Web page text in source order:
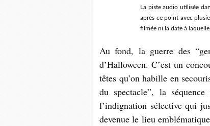
La piste audio utilisée
après ce point avec
filmée ni la date à
Au fond, la guerre des
d’Halloween. C’est un
têtes qu’on habille en
du spectacle”, la
l’indignation sélective qui
devenue le lieu